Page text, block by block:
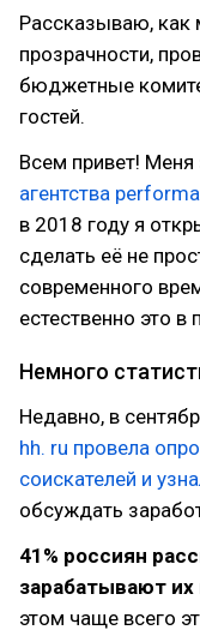
Рассказываю, как
прозрачности,
бюджетные
гостей.
Всем привет! Меня
агентства
в 2018 году я
сделать её не
современного
естественно это
Немного
Недавно, в
hh. ru провела
соискателей и
обсуждать
41% россиян
зарабатывают их
этом чаще всего